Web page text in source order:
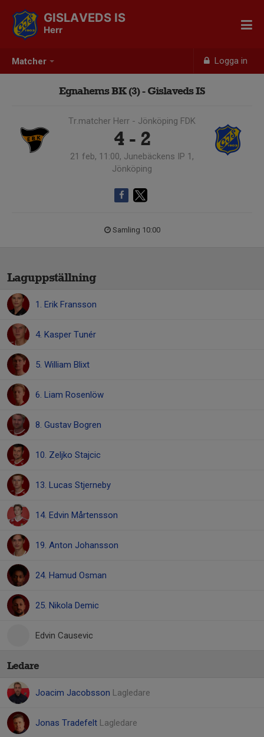
Matcher Logga in
GISLAVEDS IS
Herr
Egnahems BK (3) - Gislaveds IS
Tr.matcher Herr - Jönköping FDK
4 - 2
21 feb, 11:00, Junebäckens IP 1,
Jönköping
Samling 10:00
Laguppställning
1. Erik Fransson
4. Kasper Tunér
5. William Blixt
6. Liam Rosenlöw
8. Gustav Bogren
10. Zeljko Stajcic
13. Lucas Stjerneby
14. Edvin Mårtensson
19. Anton Johansson
24. Hamud Osman
25. Nikola Demic
Edvin Causevic
Ledare
Joacim Jacobsson Lagledare
Jonas Tradefelt Lagledare